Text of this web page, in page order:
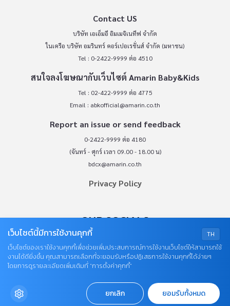
Contact US
บริษัท เอเอ็มอี อิมเมจิเนทีฟ จำกัด
ในเครือ บริษัท อมรินทร์ คอร์เปอเรชั่นส์ จำกัด (มหาชน)
Tel : 0-2422-9999 ต่อ 4510
สนใจลงโฆษณากับเว็บไซต์ Amarin Baby&Kids
Tel : 02-422-9999 ต่อ 4775
Email : abkofficial@amarin.co.th
Report an issue or send feedback
0-2422-9999 ต่อ 4180
(จันทร์ - ศุกร์ เวลา 09.00 - 18.00 น)
bdcx@amarin.co.th
Privacy Policy
OUR SOCIALS
© COPYRIGHT 2026
AME IMAGINATIVE COMPANY LIMITED.
TH
เว็บไซต์นี้มีการใช้งานคุกกี้
เว็บไซต์ของเราใช้งานคุกกี้เพื่อช่วยเพิ่มประสบการณ์การใช้งานเว็บไซต์ให้สามารถใช้
งานได้ดียิ่งขึ้น คุณสามารถเลือกที่จะยอมรับหรือปฏิเสธการใช้งานคุกกี้ได้ง่ายๆ
โดยการดูรายละเอียดเพิ่มเติมที่ “การตั้งค่าคุกกี้”
ยกเลิก ยอมรับทั้งหมด